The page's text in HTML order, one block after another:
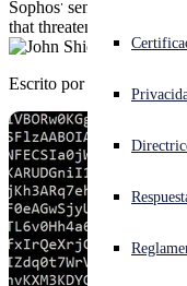
¿Está sufriendo un
Open search
Español Open language
Sophos' senior security
that threatens to publish
Escrito por